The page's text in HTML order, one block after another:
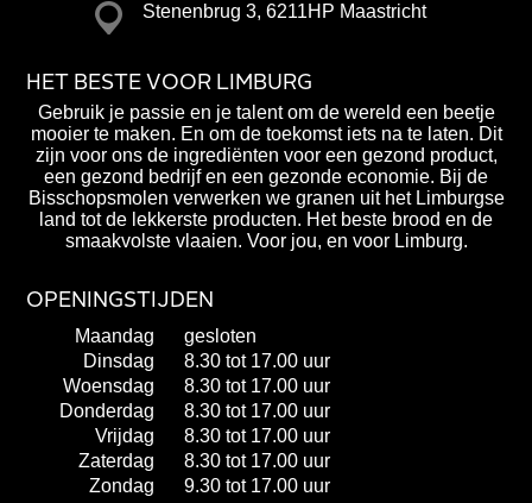
Stenenbrug 3, 6211HP Maastricht
HET BESTE VOOR LIMBURG
Gebruik je passie en je talent om de wereld een beetje
mooier te maken. En om de toekomst iets na te laten. Dit
zijn voor ons de ingrediënten voor een gezond product,
een gezond bedrijf en een gezonde economie. Bij de
Bisschopsmolen verwerken we granen uit het Limburgse
land tot de lekkerste producten. Het beste brood en de
smaakvolste vlaaien. Voor jou, en voor Limburg.
OPENINGSTIJDEN
Maandag
gesloten
Dinsdag
8.30 tot 17.00 uur
Woensdag
8.30 tot 17.00 uur
Donderdag
8.30 tot 17.00 uur
Vrijdag
8.30 tot 17.00 uur
Zaterdag
8.30 tot 17.00 uur
Zondag
9.30 tot 17.00 uur